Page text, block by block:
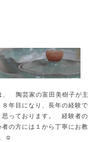
陶芸家の富田美樹子が主
年目になり、長年の経験で
思っております。 経験者の
の方には１から丁寧にお教
。☺️